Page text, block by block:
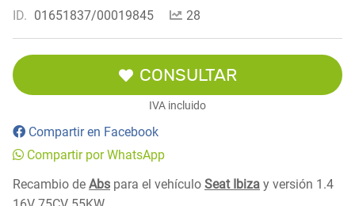
ID. 01651837/00019845 28
CONSULTAR
IVA incluido
Compartir en Facebook
Compartir por WhatsApp
Recambio de Abs para el vehículo Seat Ibiza y versión 1.4